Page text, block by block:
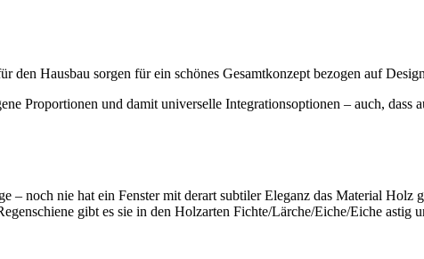
den Hausbau sorgen für ein schönes Gesamtkonzept bezogen auf
Proportionen und damit universelle Integrationsoptionen – auch, dass
– noch nie hat ein Fenster mit derart subtiler Eleganz das Material
gibt es sie in den Holzarten Fichte/Lärche/Eiche/Eiche astig